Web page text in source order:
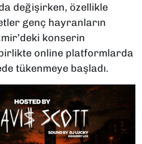
değişirken, özellikle
genç hayranların
konserin
online platformlarda
tükenmeye başladı.